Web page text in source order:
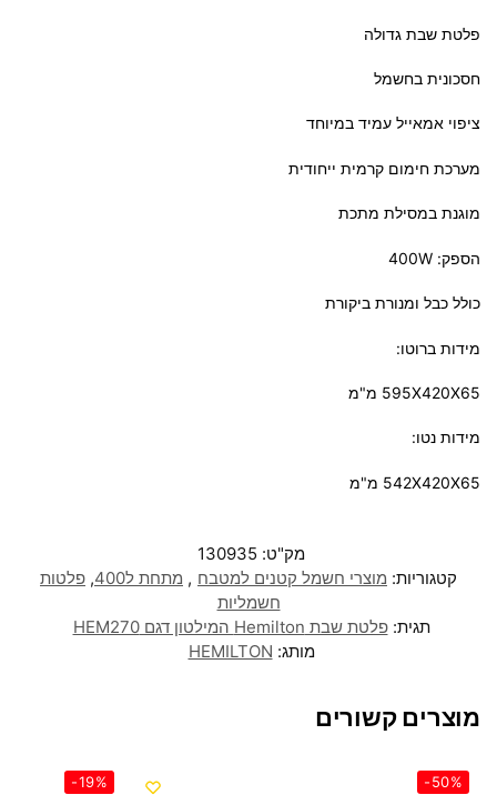
פלטת שבת גדולה
חסכונית בחשמל
ציפוי אמאייל עמיד במיוחד
מערכת חימום קרמית ייחודית
מוגנת במסילת מתכת
הספק: 400W
כולל כבל ומנורת ביקורת
מידות ברוטו:
595X420X65 מ"מ
מידות נטו:
542X420X65 מ"מ
מק"ט: 130935
קטגוריות: מוצרי חשמל קטנים למטבח , מתחת ל400 , פלטות
חשמליות
תגית:פלטת שבת Hemilton המילטון דגם HEM270
מותג: HEMILTON
מוצרים קשורים
-50%
-19%